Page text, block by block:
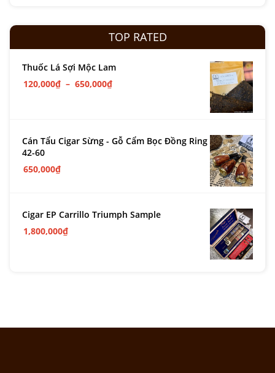
TOP RATED
Thuốc Lá Sợi Mộc Lam
120,000₫ – 650,000₫
Cán Tẩu Cigar Sừng - Gỗ Cẩm Bọc Đồng Ring
42-60
650,000₫
Cigar EP Carrillo Triumph Sample
1,800,000₫